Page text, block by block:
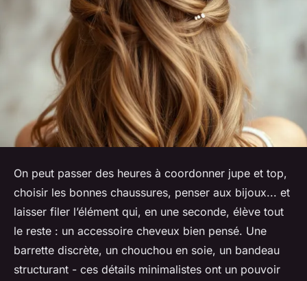
On peut passer des heures à coordonner jupe et top,
choisir les bonnes chaussures, penser aux bijoux... et
laisser filer l’élément qui, en une seconde, élève tout
le reste : un accessoire cheveux bien pensé. Une
barrette discrète, un chouchou en soie, un bandeau
structurant - ces détails minimalistes ont un pouvoir